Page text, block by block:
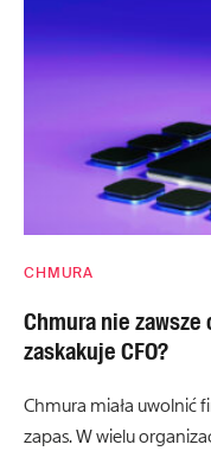
CHMURA
Chmura nie
zaskakuje CFO?
Chmura miała uwolnić
zapas. W wielu